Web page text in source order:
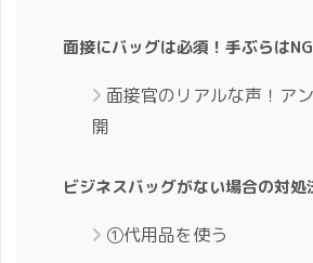
面接にバッグは必須！手ぶらはNG
面接官のリアルな声！ア
開
ビジネスバッグがない場合の対処
①代用品を使う